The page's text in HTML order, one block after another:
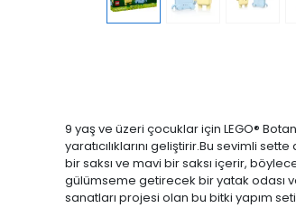
9 yaş ve üzeri çocuklar için LEGO®
yaratıcılıklarını geliştirir.Bu sevimli
bir saksı ve mavi bir saksı içerir,
gülümseme getirecek bir yatak odası
sanatları projesi olan bu bitki yapım